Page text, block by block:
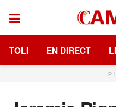
TOLI EN DIRECT